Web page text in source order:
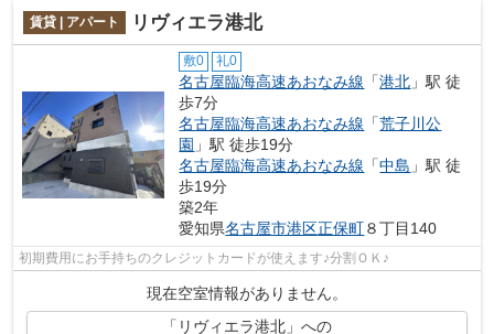
賃貸 | アパート リヴィエラ港北
敷0 礼0
名古屋臨海高速あおなみ線 「港北 」駅 徒
歩7分
名古屋臨海高速あおなみ線 「荒子川公
園 」駅 徒歩19分
名古屋臨海高速あおなみ線 「中島 」駅 徒
歩19分
築2年
愛知県名古屋市港区正保町８丁目140
初期費用にお手持ちのクレジットカードが使えます♪分割ＯＫ♪
現在空室情報がありません。
「リヴィエラ港北」への